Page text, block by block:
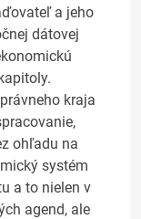
a jeho
dátovej
kraja
ohľadu na
systém
a to nielen v
agend, ale